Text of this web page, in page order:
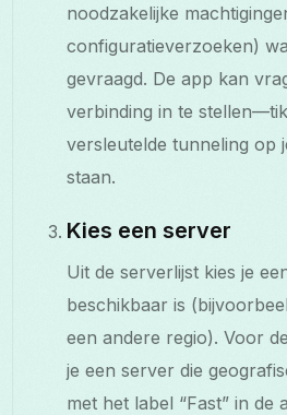
noodzakelijke
configuratieverzoeken)
gevraagd. De app kan
verbinding in te
versleutelde tunneling op
staan.
Kies een server
Uit de serverlijst kies je
beschikbaar is
een andere regio). Voor
je een server die
met het label “Fast” in de